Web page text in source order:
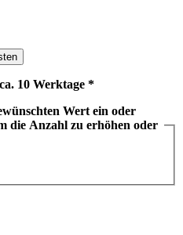
10 Werktage *
Wert ein oder
die Anzahl zu erhöhen oder